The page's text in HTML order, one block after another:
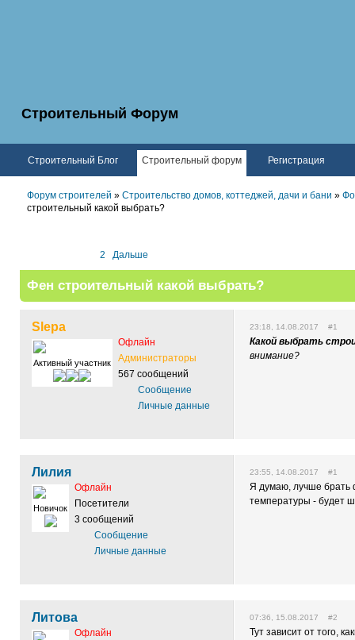
Строительный Форум
Строительный Блог Строительный форум Регистрация
Форум строителей » Строительство домов, коттеджей, дачи и бани »
строительный какой выбрать?
2 Дальше
Фен строительный какой выбрать?
Slepa
Активный участник
Офлайн
Администраторы
567 сообщений
Сообщение
Личные данные
23:18, 14.08.2017 #1
Какой выбрать
внимание?
Лилия
Новичок
Офлайн
Посетители
3 сообщений
Сообщение
Личные данные
23:55, 14.08.2017 #1
Я думаю, лучше брать
температуры - будет
Литова
Офлайн
07:36, 15.08.2017 #2
Тут зависит от того,